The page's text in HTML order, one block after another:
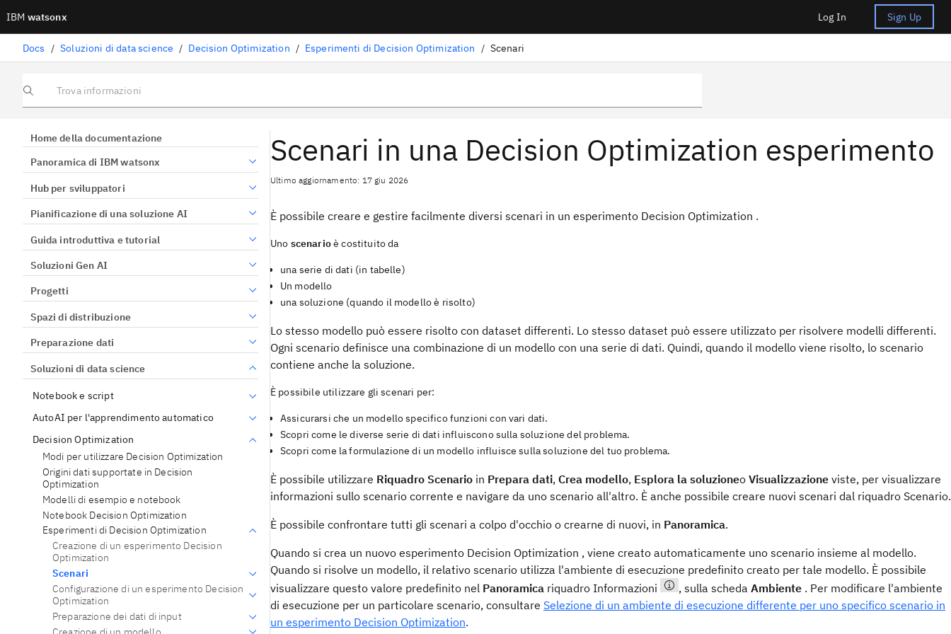
IBM watsonx Log In Sign Up
Docs / Soluzioni di data science / Decision Optimization / Esperimenti di Decision Optimization / Scenari
Trova informazioni
Home della documentazione
Panoramica di IBM watsonx
Hub per sviluppatori
Pianificazione di una soluzione AI
Guida introduttiva e tutorial
Soluzioni Gen AI
Progetti
Spazi di distribuzione
Preparazione dati
Soluzioni di data science
Notebook e script
AutoAI per l'apprendimento automatico
Decision Optimization
Modi per utilizzare Decision Optimization
Origini dati supportate in Decision
Optimization
Modelli di esempio e notebook
Notebook Decision Optimization
Esperimenti di Decision Optimization
Creazione di un esperimento Decision
Optimization
Scenari
Configurazione di un esperimento Decision
Optimization
Preparazione dei dati di input
Scenari in una Decision Optimization esperimento
Ultimo aggiornamento: 17 giu 2026
È possibile creare e gestire facilmente diversi scenari in un esperimento Decision Optimization .
Uno scenarioè costituito da
una serie di dati (in tabelle)
Un modello
una soluzione (quando il modello è risolto)
Lo stesso modello può essere risolto con dataset differenti. Lo stesso dataset può essere utilizzato per risolvere modelli differenti.
Ogni scenario definisce una combinazione di un modello con una serie di dati. Quindi, quando il modello viene risolto, lo scenario
contiene anche la soluzione.
È possibile utilizzare gli scenari per:
Assicurarsi che un modello specifico funzioni con vari dati.
Scopri come le diverse serie di dati influiscono sulla soluzione del problema.
Scopri come la formulazione di un modello influisce sulla soluzione del tuo problema.
È possibile utilizzare Riquadro Scenario in Prepara dati, Crea modello, Esplora la soluzioneo Visualizzazione viste, per visualizzare
informazioni sullo scenario corrente e navigare da uno scenario all'altro. È anche possibile creare nuovi scenari dal riquadro Scenario.
È possibile confrontare tutti gli scenari a colpo d'occhio o crearne di nuovi, in Panoramica.
Quando si crea un nuovo esperimento Decision Optimization , viene creato automaticamente uno scenario insieme al modello.
Quando si risolve un modello, il relativo scenario utilizza l'ambiente di esecuzione predefinito creato per tale modello. È possibile
visualizzare questo valore predefinito nel Panoramica riquadro Informazioni , sulla scheda Ambiente . Per modificare l'ambiente
di esecuzione per un particolare scenario, consultare Selezione di un ambiente di esecuzione differente per uno specifico scenario in
un esperimento Decision Optimization.